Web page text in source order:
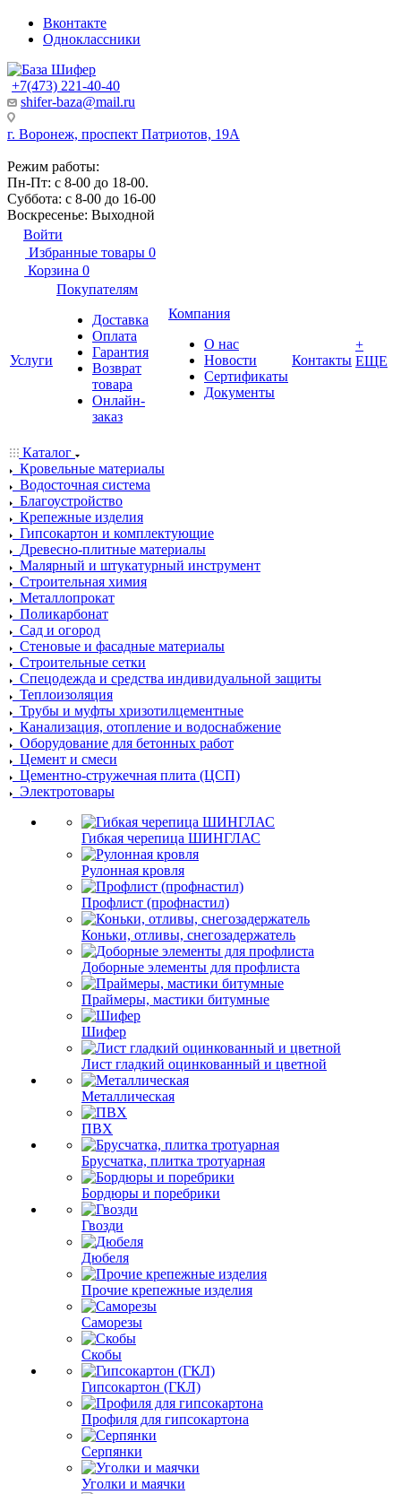
Вконтакте
Одноклассники
+7(473) 221-40-40
shifer-baza@mail.ru
г. Воронеж, проспект Патриотов, 19А
Режим работы:
Пн-Пт: с 8-00 до 18-00.
Суббота: с 8-00 до 16-00
Воскресенье: Выходной
Войти
Избранные товары 0
Корзина 0
Услуги
Покупателям
Доставка
Оплата
Гарантия
Возврат
товара
Онлайн-
заказ
Компания
О нас
Новости
Сертификаты
Документы
Контакты
+
ЕЩЕ
Каталог
Кровельные материалы
Водосточная система
Благоустройство
Крепежные изделия
Гипсокартон и комплектующие
Древесно-плитные материалы
Малярный и штукатурный инструмент
Строительная химия
Металлопрокат
Поликарбонат
Сад и огород
Стеновые и фасадные материалы
Строительные сетки
Спецодежда и средства индивидуальной защиты
Теплоизоляция
Трубы и муфты хризотилцементные
Канализация, отопление и водоснабжение
Оборудование для бетонных работ
Цемент и смеси
Цементно-стружечная плита (ЦСП)
Электротовары
Гибкая черепица ШИНГЛАС
Рулонная кровля
Профлист (профнастил)
Коньки, отливы, снегозадержатель
Доборные элементы для профлиста
Праймеры, мастики битумные
Шифер
Лист гладкий оцинкованный и цветной
Металлическая
ПВХ
Брусчатка, плитка тротуарная
Бордюры и поребрики
Гвозди
Дюбеля
Прочие крепежные изделия
Саморезы
Скобы
Гипсокартон (ГКЛ)
Профиля для гипсокартона
Серпянки
Уголки и маячки